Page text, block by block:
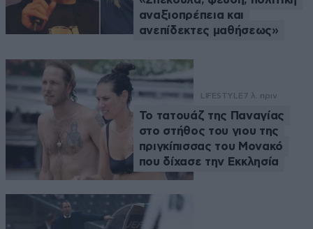
αναξιοπρέπεια και
ανεπίδεκτες μαθήσεως»
LIFESTYLE7 λ. πριν
Το τατουάζ της Παναγίας
στο στήθος του γιου της
πριγκίπισσας του Μονακό
που δίχασε την Εκκλησία